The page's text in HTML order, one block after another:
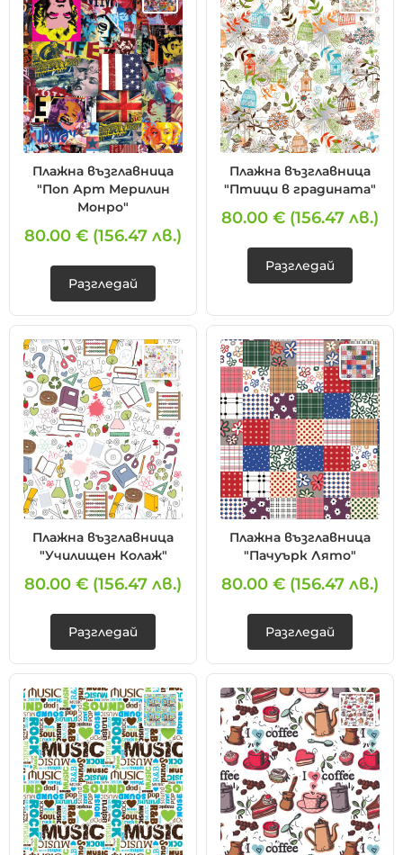
Плажна възглавница
"Поп Арт Мерилин
Монро"
80.00 € (156.47 лв.)
Разгледай
Плажна възглавница
"Птици в градината"
80.00 € (156.47 лв.)
Разгледай
Плажна възглавница
"Училищен Колаж"
80.00 € (156.47 лв.)
Разгледай
Плажна възглавница
"Пачуърк Лято"
80.00 € (156.47 лв.)
Разгледай